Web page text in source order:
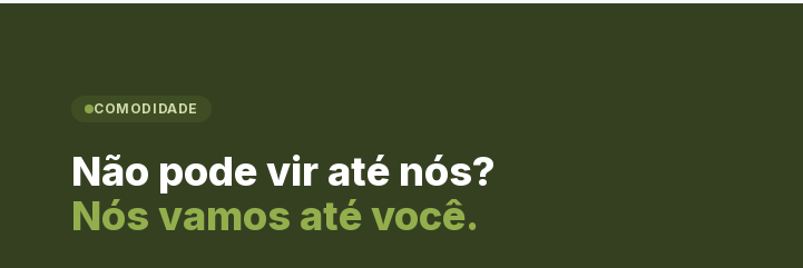
COMODIDADE
Não pode vir até nós?
Nós vamos até você.